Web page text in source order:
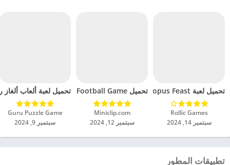
تحميل لعبة Octopus Feast مهكرة للاندرويد 2024
Rollic Games‏
سبتمبر 14, 2024
تحميل Soccer Hero PvP Football Game مهكرة للاندرويد 2024
Miniclip.com‏
سبتمبر 12, 2024
تحميل لعبة ألعاب ألغاز
Guru Puzzle Game‏
سبتمبر 9, 2024
تطبيقات المطور